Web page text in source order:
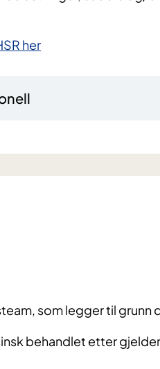
her
som legger til grunn
behandlet etter